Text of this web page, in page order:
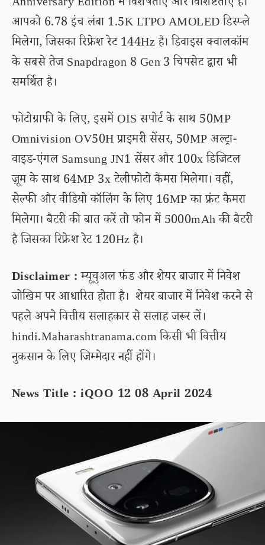
आपको 6.78 इंच लंबा 1.5K LTPO AMOLED डिस्प्ले
मिलेगा, जिसका रिफ्रेश रेट 144Hz है। डिवाइस क्वालकॉम
के सबसे तेज Snapdragon 8 Gen 3 चिपसेट द्वारा भी
समर्थित है।
फोटोग्राफी के लिए, इसमें OIS सपोर्ट के साथ 50MP
Omnivision OV50H प्राइमरी सेंसर, 50MP अल्ट्रा-
वाइड-एंगल Samsung JN1 सेंसर और 100x डिजिटल
ज़ूम के साथ 64MP 3x टेलीफोटो कैमरा मिलेगा। वहीं,
सेल्फी और वीडियो कॉलिंग के लिए 16MP का फ्रंट कैमरा
मिलेगा। बैटरी की बात करें तो फोन में 5000mAh की बैटरी
है जिसका रिफ्रेश रेट 120Hz है।
Disclaimer :म्यूचुअल फंड और शेयर बाजार में निवेश
जोखिम पर आधारित होता है। शेयर बाजार में निवेश करने से
पहले अपने वित्तीय सलाहकार से सलाह जरूर लें।
hindi.Maharashtranama.com किसी भी वित्तीय
नुकसान के लिए जिम्मेदार नहीं होंगे।
News Title : iQOO 12 08 April 2024